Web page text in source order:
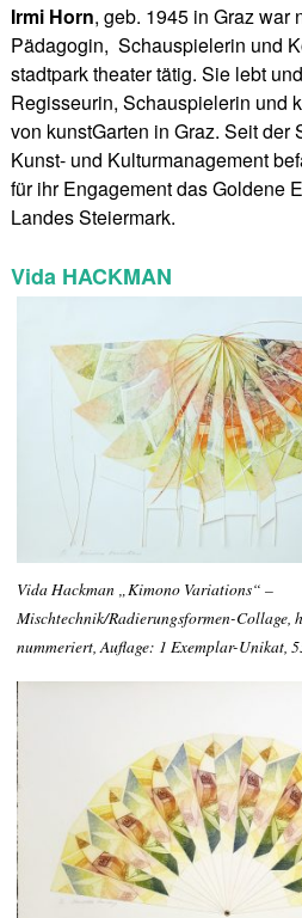
Irmi Horn, geb. 1945 in Graz war
Pädagogin, Schauspielerin und
stadtpark theater tätig. Sie lebt
Regisseurin, Schauspielerin und
von kunstGarten in Graz. Seit der
Kunst- und Kulturmanagement
für ihr Engagement das Goldene
Landes Steiermark.
Vida HACKMAN
Vida Hackman „Kimono Variations“ –
Mischtechnik/Radierungsformen-Collage,
nummeriert, Auflage: 1 Exemplar-Unikat,